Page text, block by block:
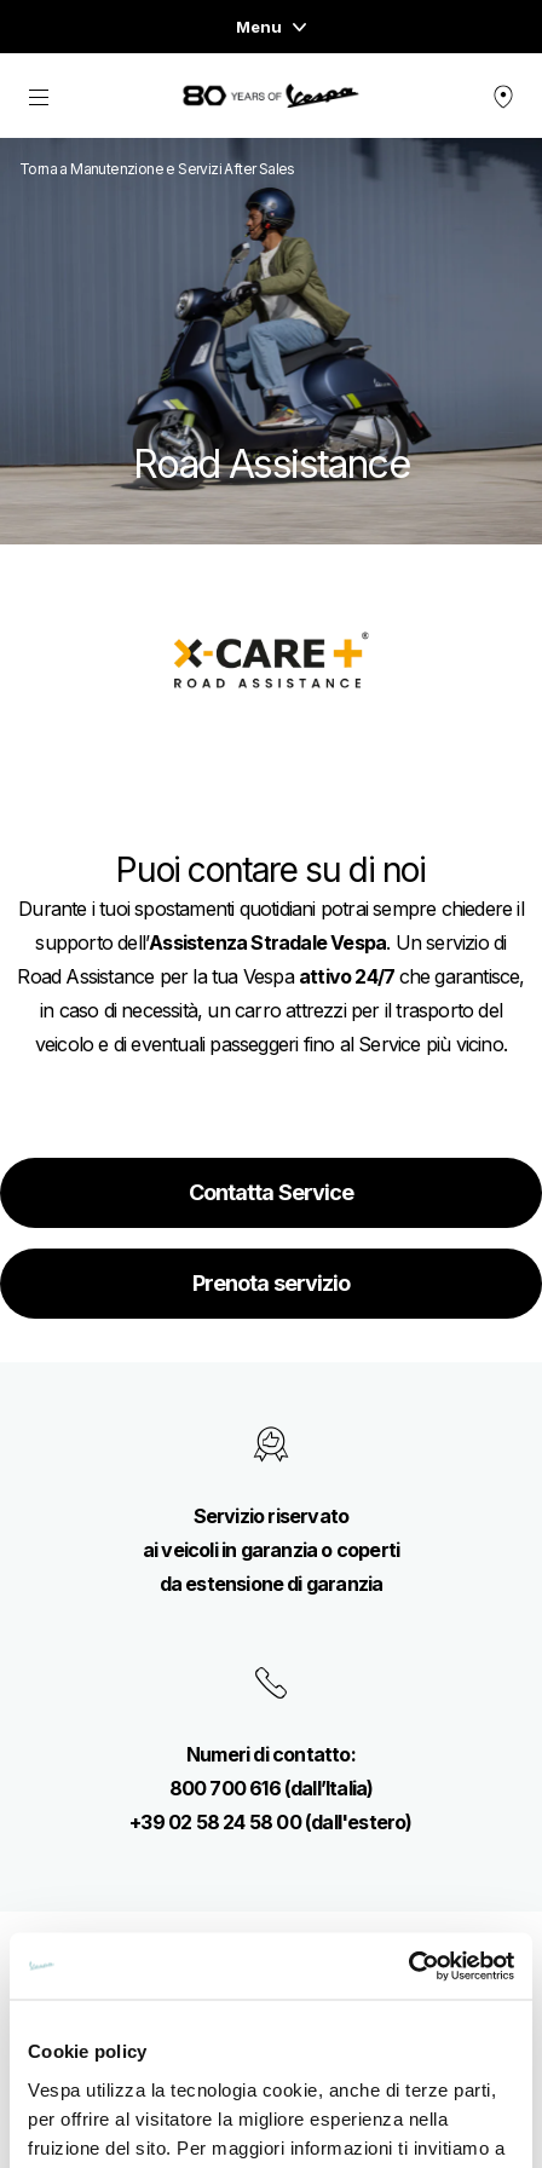
Cookie policy
Vespa utilizza la tecnologia cookie, anche di terze parti,
per offrire al visitatore la migliore esperienza nella
fruizione del sito. Per maggiori informazioni ti invitiamo a
Menu
Home
ABBIGLIAMENTO E LIFESTYLE
ESPERIENZE
CONCEPT STORE
Vai al contenuto principale
Torna a Manutenzione e Servizi After Sales
Road Assistance
Puoi contare su di noi
Durante i tuoi spostamenti quotidiani potrai sempre chiedere il
supporto dell’Assistenza Stradale Vespa. Un servizio di
Road Assistance per la tua Vespa attivo 24/7 che garantisce,
in caso di necessità, un carro attrezzi per il trasporto del
veicolo e di eventuali passeggeri fino al Service più vicino.
Contatta Service
Prenota servizio
Servizio riservato
ai veicoli in garanzia o coperti
da estensione di garanzia
Numeri di contatto:
800 700 616 (dall’Italia)
+39 02 58 24 58 00 (dall'estero)
Assistenza Stradale Vespa: